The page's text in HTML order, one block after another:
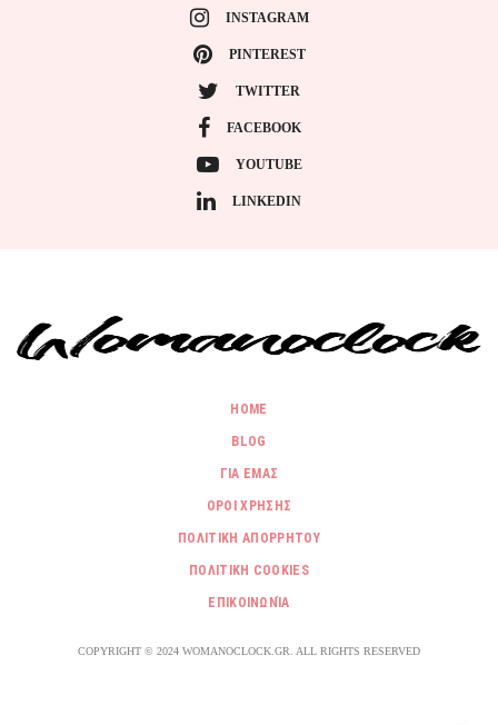
INSTAGRAM
PINTEREST
TWITTER
FACEBOOK
YOUTUBE
LINKEDIN
HOME
BLOG
ΓΙΑ ΕΜΑΣ
ΟΡΟΙ ΧΡΗΣΗΣ
ΠΟΛΙΤΙΚΗ ΑΠΟΡΡΗΤΟΥ
ΠΟΛΙΤΙΚΗ COOKIES
ΕΠΙΚΟΙΝΩΝΊΑ
COPYRIGHT © 2024 WOMANOCLOCK.GR. ALL RIGHTS RESERVED